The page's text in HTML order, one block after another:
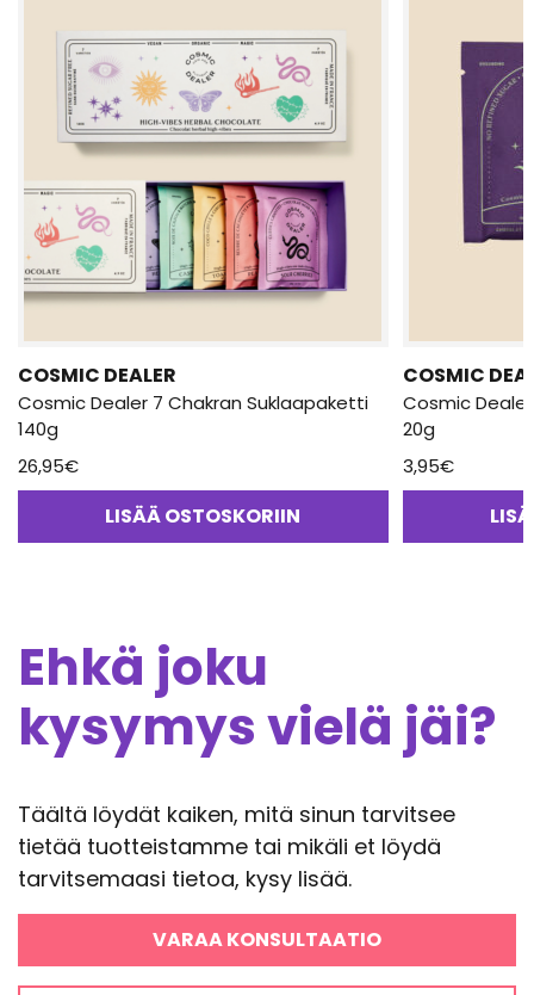
COSMIC DEALER
Cosmic Dealer 7 Chakran Suklaapaketti
140g
26,95€
LISÄÄ OSTOSKORIIN
COSMIC
Cosmic
20g
3,95€
Ehkä joku
kysymys vielä jäi?
Täältä löydät kaiken, mitä sinun tarvitsee
tietää tuotteistamme tai mikäli et löydä
tarvitsemaasi tietoa, kysy lisää.
VARAA KONSULTAATIO